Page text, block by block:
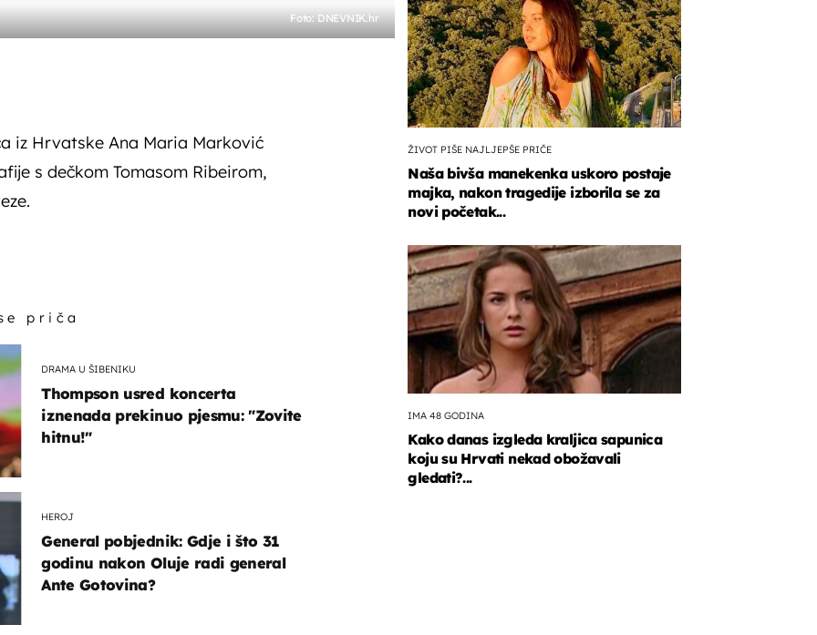
Foto: DNEVNIK.hr
iz Hrvatske Ana Maria Marković
s dečkom Tomasom Ribeirom,
priča
DRAMA U ŠIBENIKU
Thompson usred koncerta
iznenada prekinuo pjesmu: "Zovite
hitnu!"
HEROJ
General pobjednik: Gdje i što 31
godinu nakon Oluje radi general
Ante Gotovina?
ŽIVOT PIŠE NAJLJEPŠE PRIČE
Naša bivša manekenka uskoro postaje
majka, nakon tragedije izborila se za
novi početak...
IMA 48 GODINA
Kako danas izgleda kraljica sapunica
koju su Hrvati nekad obožavali
gledati?...